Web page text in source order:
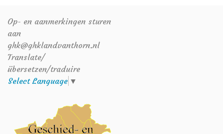
Op- en aanmerkingen sturen
aan
ghk@ghklandvanthorn.nl
Translate/
übersetzen/traduire
Select Language ▼